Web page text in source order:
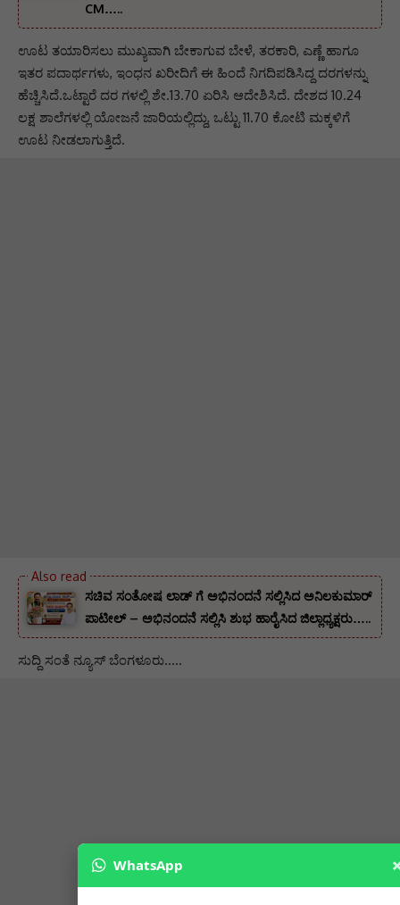
CM…..
ಊಟ ತಯಾರಿಸಲು ಮುಖ್ಯವಾಗಿ ಬೇಕಾಗುವ ಬೇಳೆ, ತರಕಾರಿ, ಎಣ್ಣೆ ಹಾಗೂ
ಇತರ ಪದಾರ್ಥಗಳು, ಇಂಧನ ಖರೀದಿಗೆ ಈ ಹಿಂದೆ ನಿಗದಿಪಡಿಸಿದ್ದ ದರಗಳನ್ನು
ಹೆಚ್ಚಿಸಿದೆ.ಒಟ್ಟಾರೆ ದರ ಗಳಲ್ಲಿ ಶೇ.13.70 ಏರಿಸಿ ಆದೇಶಿಸಿದೆ. ದೇಶದ 10.24
ಲಕ್ಷ ಶಾಲೆಗಳಲ್ಲಿ ಯೋಜನೆ ಜಾರಿಯಲ್ಲಿದ್ದು, ಒಟ್ಟು 11.70 ಕೋಟಿ ಮಕ್ಕಳಿಗೆ
ಊಟ ನೀಡಲಾಗುತ್ತಿದೆ.
ಸಚಿವ ಸಂತೋಷ ಲಾಡ್ ಗೆ ಅಭಿನಂದನೆ ಸಲ್ಲಿಸಿದ ಅನಿಲಕುಮಾರ್
ಪಾಟೀಲ್ – ಅಭಿನಂದನೆ ಸಲ್ಲಿಸಿ ಶುಭ ಹಾರೈಸಿದ ಜಿಲ್ಲಾಧ್ಯಕ್ಷರು…..
ಸುದ್ದಿ ಸಂತೆ ನ್ಯೂಸ್ ಬೆಂಗಳೂರು…..
WhatsApp